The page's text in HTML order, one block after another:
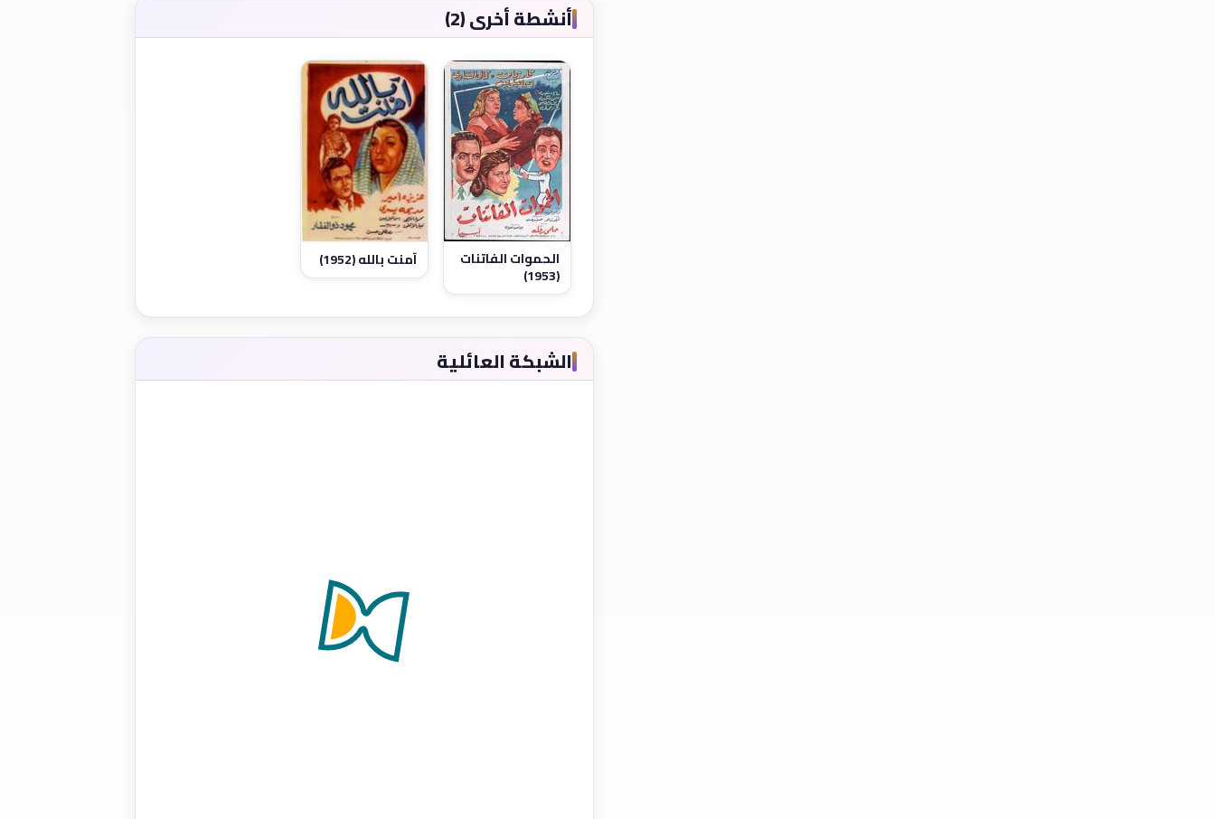
أنشطة أخرى (2)
الحموات الفاتنات
(1953)
آمنت بالله (1952)
الشبكة العائلية